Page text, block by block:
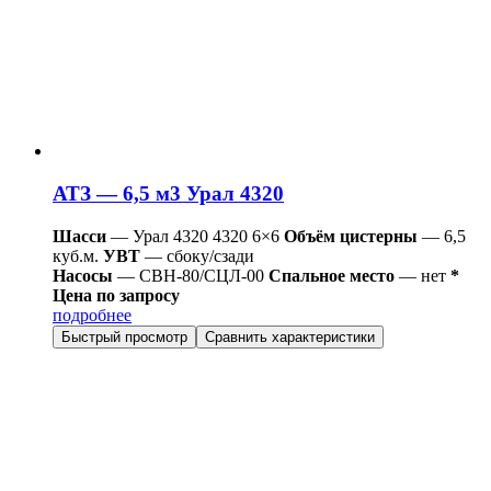
АТЗ — 6,5 м3 Урал 4320
Шасси — Урал 4320 4320 6×6 Объём цистерны — 6,5
куб.м. УВТ — сбоку/сзади
Насосы — СВН-80/СЦЛ-00 Спальное место — нет *
Цена по запросу
подробнее
Быстрый просмотр Сравнить характеристики